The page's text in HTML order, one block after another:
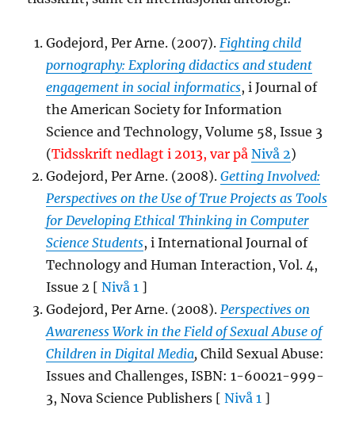
Godejord, Per Arne. (2007).Fighting child
pornography: Exploring didactics and student
engagement in social informatics, i Journal of
the American Society for Information
Science and Technology, Volume 58, Issue 3
(Tidsskrift nedlagt i 2013, var på Nivå 2)
Godejord, Per Arne. (2008).Getting Involved:
Perspectives on the Use of True Projects as Tools
for Developing Ethical Thinking in Computer
Science Students, i International Journal of
Technology and Human Interaction, Vol. 4,
Issue 2 [ Nivå 1 ]
Godejord, Per Arne. (2008). Perspectives on
Awareness Work in the Field of Sexual Abuse of
Children in Digital Media, Child Sexual Abuse:
Issues and Challenges, ISBN: 1-60021-999-
3, Nova Science Publishers [ Nivå 1 ]